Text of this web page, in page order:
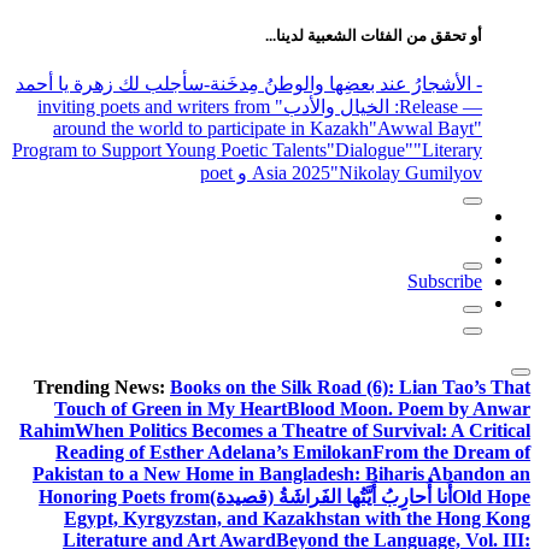
أو تحقق من الفئات الشعبية لدينا...
- الأشجارُ عند بعضِها والوطنُ مِدخَنة-سأجلب لك زهرة يا أحمد
— Release
: الخيال والأدب
" inviting poets and writers from
around the world to participate in Kazakh"Awwal Bayt"
Program to Support Young Poetic Talents"Dialogue""Literary
Asia 2025"Nikolay Gumilyov و poet
Subscribe
Trending News: Books on the Silk Road (6): Lian Tao’s That
Touch of Green in My HeartBlood Moon. Poem by Anwar
RahimWhen Politics Becomes a Theatre of Survival: A Critical
Reading of Esther Adelana’s EmilokanFrom the Dream of
Pakistan to a New Home in Bangladesh: Biharis Abandon an
Old Hope أَنا أُحارِبُ أَيَّتُها الفَراشَةُ (قصيدة)Honoring Poets from
Egypt, Kyrgyzstan, and Kazakhstan with the Hong Kong
Literature and Art AwardBeyond the Language, Vol. III: